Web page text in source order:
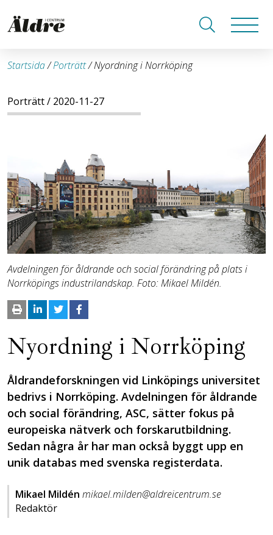
Startsida/Porträtt/Nyordning i Norrköping
Porträtt/ 2020-11-27
Avdelningen för åldrande och social förändring på plats i
Norrköpings industrilandskap. Foto: Mikael Mildén.
Nyordning i Norrköping
Åldrandeforskningen vid Linköpings universitet
bedrivs i Norrköping. Avdelningen för åldrande
och social förändring, ASC, sätter fokus på
europeiska nätverk och forskarutbildning.
Sedan några år har man också byggt upp en
unik databas med svenska registerdata.
Mikael Mildén mikael.milden@aldreicentrum.se
Redaktör